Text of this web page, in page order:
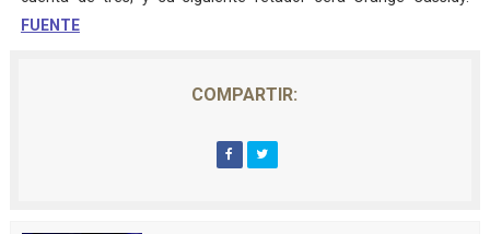
FUENTE
COMPARTIR: